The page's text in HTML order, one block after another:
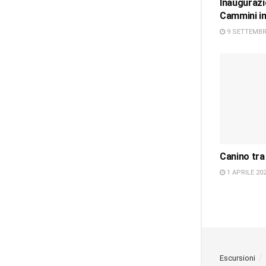
Cammini
9
Canino
1 APRILE
Escursioni